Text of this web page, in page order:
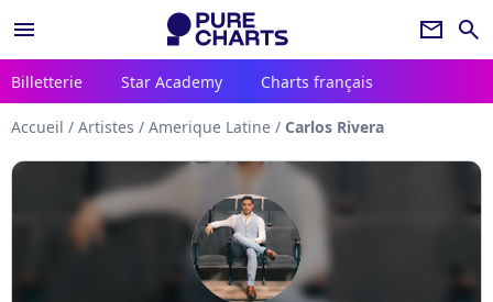
menu newsletter search
Billetterie Star Academy Charts français
Accueil / Artistes / Amerique Latine / Carlos Rivera